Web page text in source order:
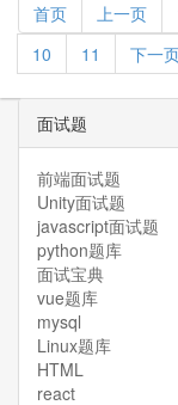
首页 上一页
10
11 下一
面试题
前端面试题
Unity面试题
javascript面试题
python题库
面试宝典
vue题库
mysql
Linux题库
HTML
react